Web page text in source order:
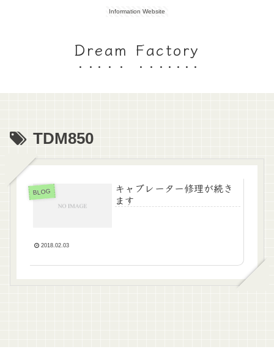
Information Website
Dream Factory
TDM850
BLOG
キャブレーター修理が続き
ます
2018.02.03